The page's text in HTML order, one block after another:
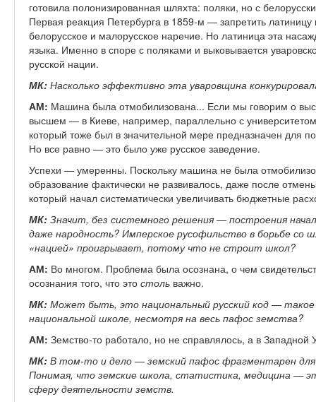
готовила полонизированная шляхта: поляки, но с
Первая реакция Петербурга в 1859-м — запретить
белорусское и малорусское наречие. Но латиница эта
языка. Именно в споре с поляками и выковывается
русской нации.
МК: Насколько эффективно эта уваровщина
АМ: Машина была отмобилизована... Если мы говорим о
высшем — в Киеве, например, параллельно с
который тоже был в значительной мере предназначен для
Но все равно — это было уже русское заведение.
Успехи — умеренны. Поскольку машина не была
образование фактически не развивалось, даже после
который начал систематически увеличивать бюджетные
МК: Значит, без системного решения — построения
даже народность? Имперское русофильство в борьбе со
«нацией» проигрывает, потому что не строит школ?
АМ: Во многом. Проблема была осознана, о чем
осознания того, что это столь важно.
МК: Может быть, это национальный русский код — такое
национальной школе, несмотря на весь пафос земства?
АМ: Земство-то работало, но не справлялось, а в Западной
МК: В том-то и дело — земский пафос фрагментарен
Понимая, что земские школа, статистика, медицина —
сферу деятельности земств.